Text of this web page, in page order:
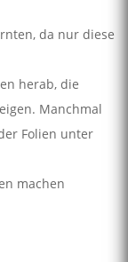
da nur diese
herab, die
Manchmal
Folien unter
machen